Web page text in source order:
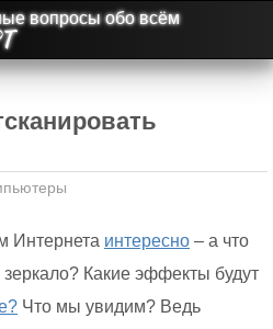
вопросы обо всём
Интернета интересно – а что
зеркало? Какие эффекты будут
Что мы увидим? Ведь